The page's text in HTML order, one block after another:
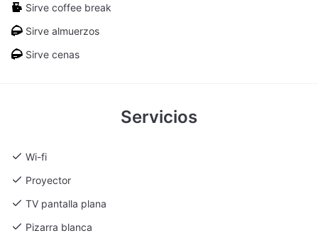
Sirve coffee break
Sirve almuerzos
Sirve cenas
Servicios
Wi-fi
Proyector
TV pantalla plana
Pizarra blanca